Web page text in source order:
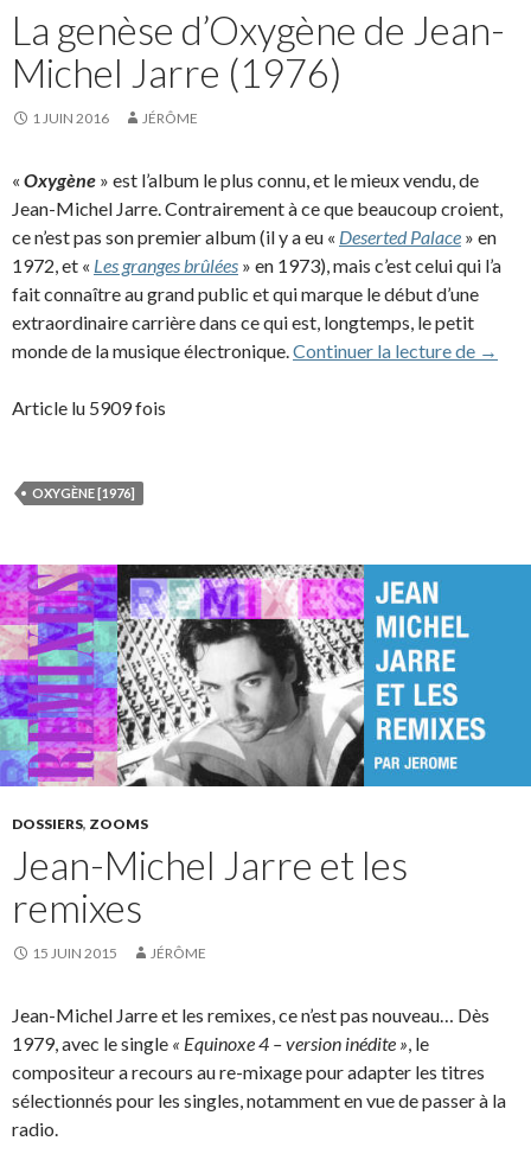
La genèse d’Oxygène de Jean-
Michel Jarre (1976)
1 JUIN 2016 JÉRÔME
« Oxygène » est l’album le plus connu, et le mieux vendu, de
Jean-Michel Jarre. Contrairement à ce que beaucoup croient,
ce n’est pas son premier album (il y a eu « Deserted Palace » en
1972, et « Les granges brûlées » en 1973), mais c’est celui qui l’a
fait connaître au grand public et qui marque le début d’une
extraordinaire carrière dans ce qui est, longtemps, le petit
monde de la musique électronique.Continuer la lecture de La
→
Article lu 5909 fois
OXYGÈNE [1976]
DOSSIERS, ZOOMS
Jean-Michel Jarre et les
remixes
15 JUIN 2015 JÉRÔME
Jean-Michel Jarre et les remixes, ce n’est pas nouveau… Dès
1979, avec le single « Equinoxe 4 – version inédite », le
compositeur a recours au re-mixage pour adapter les titres
sélectionnés pour les singles, notamment en vue de passer à la
radio.